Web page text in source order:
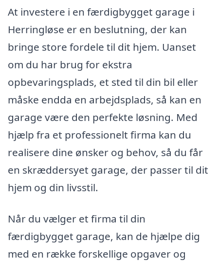
At investere i en færdigbygget garage i
Herringløse er en beslutning, der kan
bringe store fordele til dit hjem. Uanset
om du har brug for ekstra
opbevaringsplads, et sted til din bil eller
måske endda en arbejdsplads, så kan en
garage være den perfekte løsning. Med
hjælp fra et professionelt firma kan du
realisere dine ønsker og behov, så du får
en skræddersyet garage, der passer til dit
hjem og din livsstil.
Når du vælger et firma til din
færdigbygget garage, kan de hjælpe dig
med en række forskellige opgaver og